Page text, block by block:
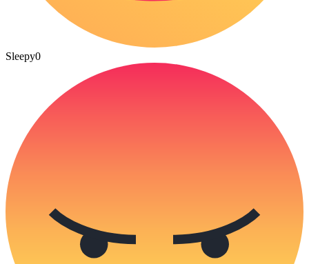
Sleepy0